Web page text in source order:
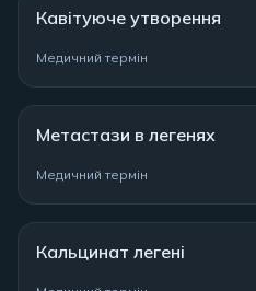
Кавітуюче утворення
Медичний термін
Метастази в легенях
Медичний термін
Кальцинат легені